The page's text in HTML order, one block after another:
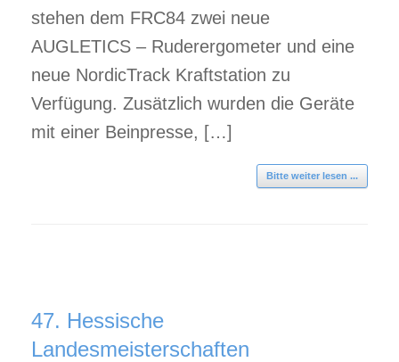
stehen dem FRC84 zwei neue
AUGLETICS – Ruderergometer und eine
neue NordicTrack Kraftstation zu
Verfügung. Zusätzlich wurden die Geräte
mit einer Beinpresse, […]
Bitte weiter lesen ...
47. Hessische
Landesmeisterschaften